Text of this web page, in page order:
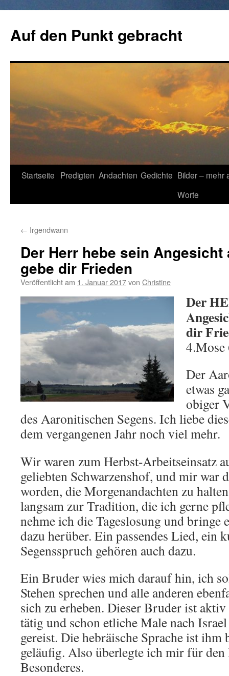
springen
Auf den Punkt gebracht
Startseite Predigten Andachten Gedichte Bilder – mehr
Worte
← Irgendwann
Der Herr hebe sein
gebe dir Frieden
Veröffentlicht am 1. Januar 2017von Christine
Der
dir
4.Mose
Der
etwas
obiger
des Aaronitischen Segens. Ich liebe
dem vergangenen Jahr noch viel mehr.
Wir waren zum Herbst-Arbeitseinsatz
geliebten Schwarzenshof, und mir war
worden, die Morgenandachten zu
langsam zur Tradition, die ich gerne
nehme ich die Tageslosung und bringe
dazu herüber. Ein passendes Lied, ein
Segensspruch gehören auch dazu.
Ein Bruder wies mich darauf hin, ich
Stehen sprechen und alle anderen
sich zu erheben. Dieser Bruder ist
tätig und schon etliche Male nach
gereist. Die hebräische Sprache ist ihm
geläufig. Also überlegte ich mir für den
Besonderes.